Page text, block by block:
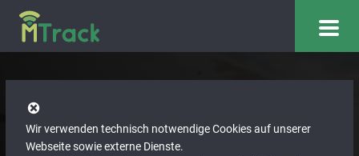
GPS-Ortung
Wir verwenden technisch notwendige Cookies auf unserer
Webseite sowie externe Dienste.